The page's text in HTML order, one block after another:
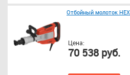
Отбойный молоток
Цена:
70 538 руб.